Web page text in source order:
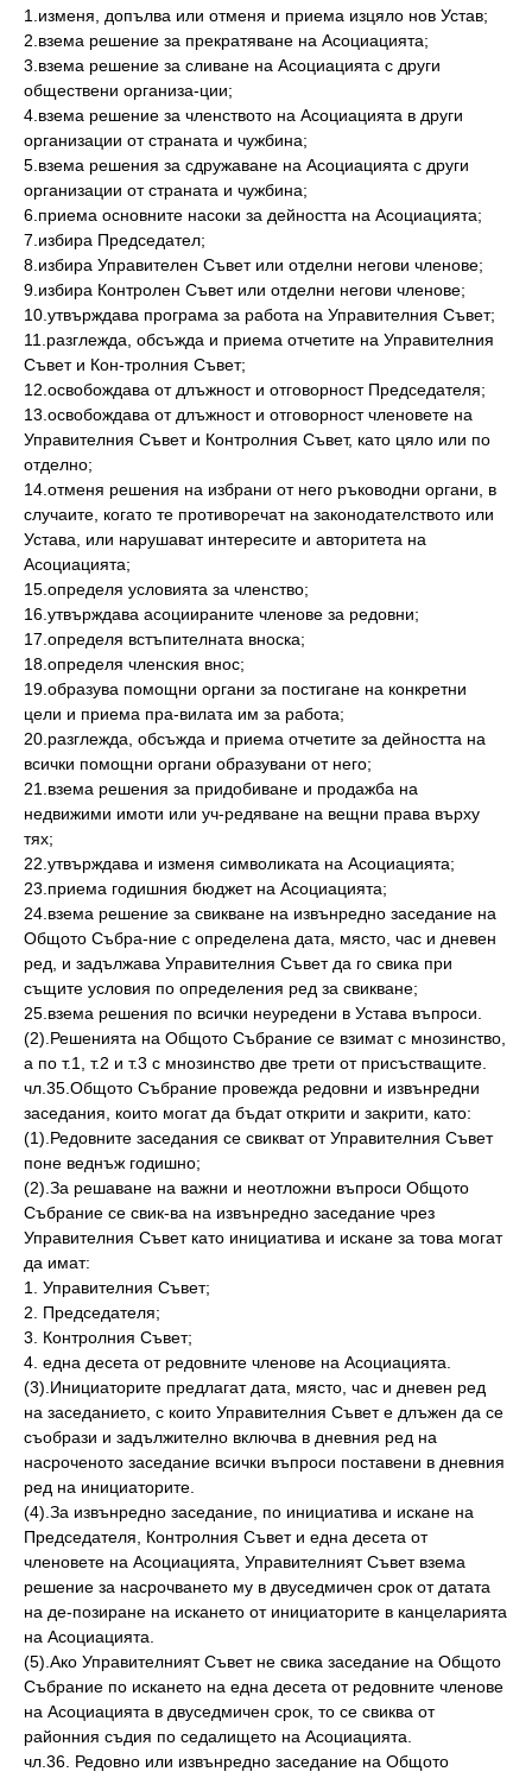
1.изменя, допълва или отменя и приема изцяло нов Устав;
2.взема решение за прекратяване на Асоциацията;
3.взема решение за сливане на Асоциацията с други
обществени организа-ции;
4.взема решение за членството на Асоциацията в други
организации от страната и чужбина;
5.взема решения за сдружаване на Асоциацията с други
организации от страната и чужбина;
6.приема основните насоки за дейността на Асоциацията;
7.избира Председател;
8.избира Управителен Съвет или отделни негови членове;
9.избира Контролен Съвет или отделни негови членове;
10.утвърждава програма за работа на Управителния Съвет;
11.разглежда, обсъжда и приема отчетите на Управителния
Съвет и Кон-тролния Съвет;
12.освобождава от длъжност и отговорност Председателя;
13.освобождава от длъжност и отговорност членовете на
Управителния Съвет и Контролния Съвет, като цяло или по
отделно;
14.отменя решения на избрани от него ръководни органи, в
случаите, когато те противоречат на законодателството или
Устава, или нарушават интересите и авторитета на
Асоциацията;
15.определя условията за членство;
16.утвърждава асоциираните членове за редовни;
17.определя встъпителната вноска;
18.определя членския внос;
19.образува помощни органи за постигане на конкретни
цели и приема пра-вилата им за работа;
20.разглежда, обсъжда и приема отчетите за дейността на
всички помощни органи образувани от него;
21.взема решения за придобиване и продажба на
недвижими имоти или уч-редяване на вещни права върху
тях;
22.утвърждава и изменя символиката на Асоциацията;
23.приема годишния бюджет на Асоциацията;
24.взема решение за свикване на извънредно заседание на
Общото Събра-ние с определена дата, място, час и дневен
ред, и задължава Управителния Съвет да го свика при
същите условия по определения ред за свикване;
25.взема решения по всички неуредени в Устава въпроси.
(2).Решенията на Общото Събрание се взимат с мнозинство,
а по т.1, т.2 и т.3 с мнозинство две трети от присъстващите.
чл.35.Общото Събрание провежда редовни и извънредни
заседания, които могат да бъдат открити и закрити, като:
(1).Редовните заседания се свикват от Управителния Съвет
поне веднъж годишно;
(2).За решаване на важни и неотложни въпроси Общото
Събрание се свик-ва на извънредно заседание чрез
Управителния Съвет като инициатива и искане за това могат
да имат:
1. Управителния Съвет;
2. Председателя;
3. Контролния Съвет;
4. една десета от редовните членове на Асоциацията.
(3).Инициаторите предлагат дата, място, час и дневен ред
на заседанието, с които Управителния Съвет е длъжен да се
съобрази и задължително включва в дневния ред на
насроченото заседание всички въпроси поставени в дневния
ред на инициаторите.
(4).За извънредно заседание, по инициатива и искане на
Председателя, Контролния Съвет и една десета от
членовете на Асоциацията, Управителният Съвет взема
решение за насрочването му в двуседмичен срок от датата
на де-позиране на искането от инициаторите в канцеларията
на Асоциацията.
(5).Ако Управителният Съвет не свика заседание на Общото
Събрание по искането на една десета от редовните членове
на Асоциацията в двуседмичен срок, то се свиква от
районния съдия по седалището на Асоциацията.
чл.36. Редовно или извънредно заседание на Общото